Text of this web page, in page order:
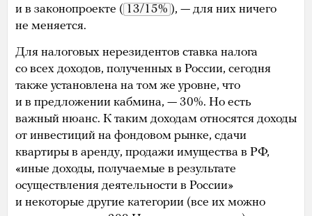
и в законопроекте ( 13/15% ), — для них ничего
не меняется.
Для налоговых нерезидентов ставка налога
со всех доходов, полученных в России, сегодня
также установлена на том же уровне, что
и в предложении кабмина, — 30%. Но есть
важный нюанс. К таким доходам относятся доходы
от инвестиций на фондовом рынке, сдачи
квартиры в аренду, продажи имущества в РФ,
«иные доходы, получаемые в результате
осуществления деятельности в России»
и некоторые другие категории (все их можно